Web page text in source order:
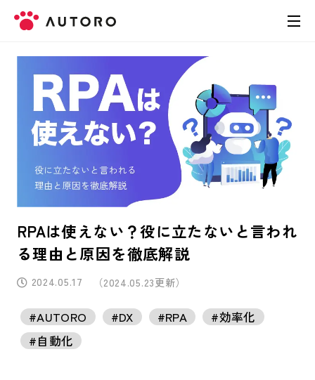
製品
料金
導入事例
お役立ち資料
お問い合わせ
RPAは使えない？役に立たないと言われ
る理由と原因を徹底解説
2024.05.17 （2024.05.23更新）
#AUTORO #DX #RPA
#効率化
#自動化